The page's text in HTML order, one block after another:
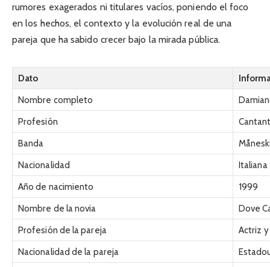
rumores exagerados ni titulares vacíos, poniendo el foco
en los hechos, el contexto y la evolución real de una
pareja que ha sabido crecer bajo la mirada pública.
Dato
Nombre completo
Profesión
Banda
Nacionalidad
Italiana
Año de nacimiento
1999
Nombre de la novia
Dove
Profesión de la pareja
Actriz
Nacionalidad de la pareja